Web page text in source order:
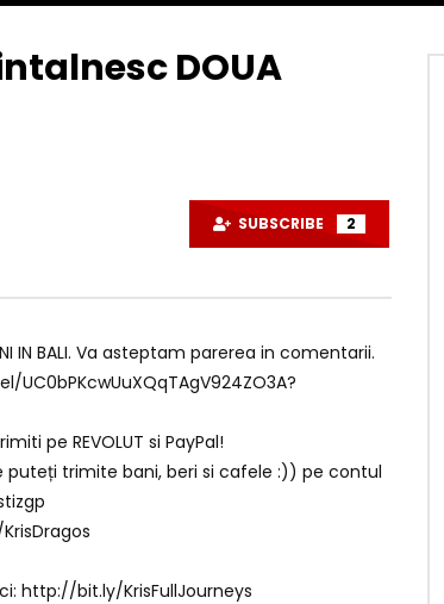
DOUA
SUBSCRIBE 2
IN BALI. Va asteptam parerea in comentarii.
pe REVOLUT si PayPal!
puteți trimite bani, beri si cafele :)) pe contul
http://bit.ly/KrisFullJourneys